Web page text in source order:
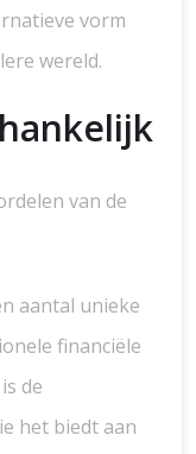
vorm
wereld.
van de
aantal unieke
financiële
de
het biedt aan